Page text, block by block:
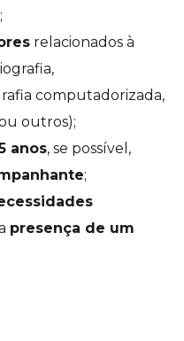
relacionados à
computadorizada,
outros);
anos, se possível,
;
presença de um